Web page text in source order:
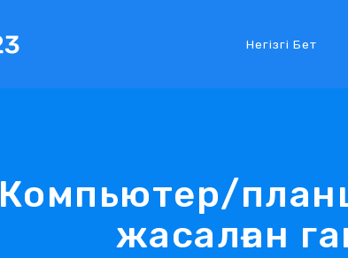
Негізгі Бет
Компьютер/
жасалған